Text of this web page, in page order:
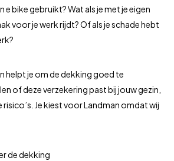
e bike gebruikt? Wat als je met je eigen
voor je werk rijdt? Of als je schade hebt
helpt je om de dekking goed te
of deze verzekering past bij jouw gezin,
risico’s. Je kiest voor Landman omdat wij
de dekking